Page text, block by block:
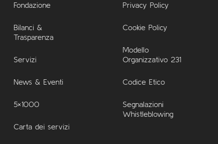
Fondazione
Bilanci &
Trasparenza
Servizi
News & Eventi
5×1000
Carta dei servizi
Privacy Policy
Cookie Policy
Modello
Organizzativo 231
Codice Etico
Segnalazioni
Whistleblowing